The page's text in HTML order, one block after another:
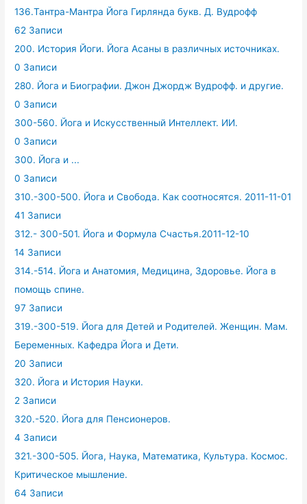
136.Тантра-Мантра Йога Гирлянда букв. Д. Вудрофф
62 Записи
200. История Йоги. Йога Асаны в различных источниках.
0 Записи
280. Йога и Биографии. Джон Джордж Вудрофф. и другие.
0 Записи
300-560. Йога и Искусственный Интеллект. ИИ.
0 Записи
300. Йога и ...
0 Записи
310.-300-500. Йога и Свобода. Как соотносятся. 2011-11-01
41 Записи
312.- 300-501. Йога и Формула Счастья.2011-12-10
14 Записи
314.-514. Йога и Анатомия, Медицина, Здоровье. Йога в
помощь спине.
97 Записи
319.-300-519. Йога для Детей и Родителей. Женщин. Мам.
Беременных. Кафедра Йога и Дети.
20 Записи
320. Йога и История Науки.
2 Записи
320.-520. Йога для Пенсионеров.
4 Записи
321.-300-505. Йога, Наука, Математика, Культура. Космос.
Критическое мышление.
64 Записи